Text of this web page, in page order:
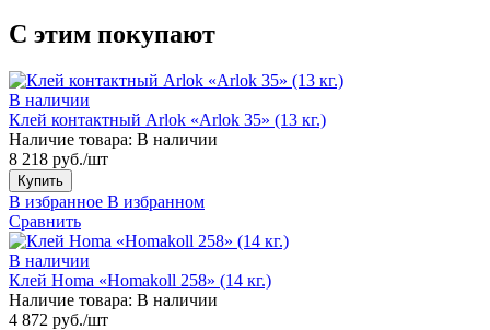
С этим покупают
В наличии
Клей контактный Arlok «Arlok 35» (13 кг.)
Наличие товара: В наличии
8 218 руб./шт
Купить
В избранное В избранном
Сравнить
В наличии
Клей Homa «Homakoll 258» (14 кг.)
Наличие товара: В наличии
4 872 руб./шт